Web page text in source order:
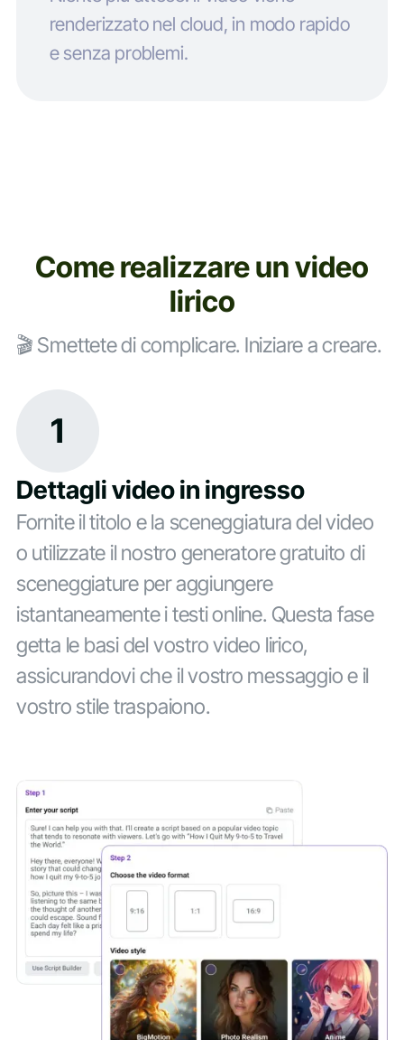
renderizzato nel cloud, in modo rapido
e senza problemi.
Come realizzare un video
lirico
🎬 Smettete di complicare. Iniziare a creare.
1
Dettagli video in ingresso
Fornite il titolo e la sceneggiatura del video
o utilizzate il nostro generatore gratuito di
sceneggiature per aggiungere
istantaneamente i testi online. Questa fase
getta le basi del vostro video lirico,
assicurandovi che il vostro messaggio e il
vostro stile traspaiono.